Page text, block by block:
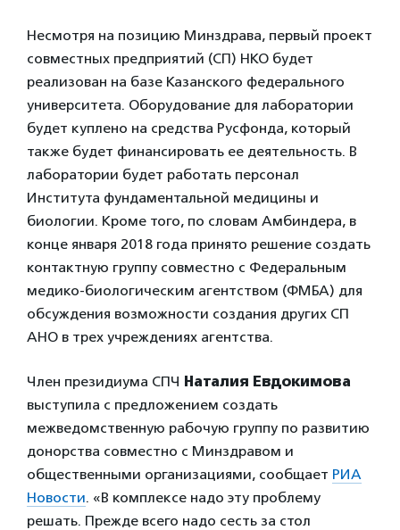
Несмотря на позицию Минздрава, первый проект
совместных предприятий (СП) НКО будет
реализован на базе Казанского федерального
университета. Оборудование для лаборатории
будет куплено на средства Русфонда, который
также будет финансировать ее деятельность. В
лаборатории будет работать персонал
Института фундаментальной медицины и
биологии. Кроме того, по словам Амбиндера, в
конце января 2018 года принято решение создать
контактную группу совместно с Федеральным
медико-биологическим агентством (ФМБА) для
обсуждения возможности создания других СП
АНО в трех учреждениях агентства.
Член президиума СПЧ Наталия Евдокимова
выступила с предложением создать
межведомственную рабочую группу по развитию
донорства совместно с Минздравом и
общественными организациями, сообщает РИА
Новости. «В комплексе надо эту проблему
решать. Прежде всего надо сесть за стол